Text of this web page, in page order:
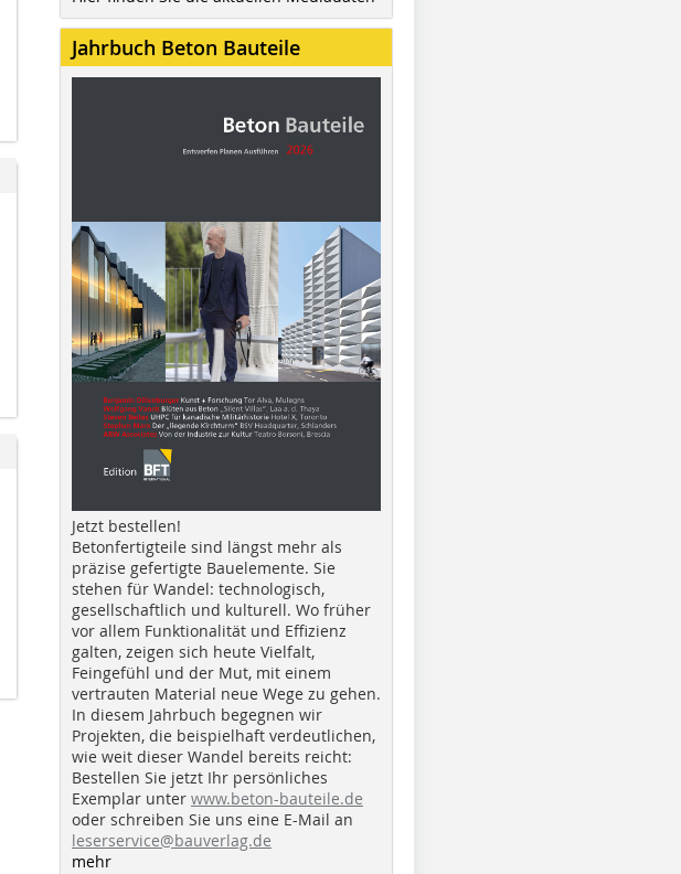
Jahrbuch Beton Bauteile
Jetzt bestellen!
Betonfertigteile sind längst mehr als
präzise gefertigte Bauelemente. Sie
stehen für Wandel: technologisch,
gesellschaftlich und kulturell. Wo früher
vor allem Funktionalität und Effizienz
galten, zeigen sich heute Vielfalt,
Feingefühl und der Mut, mit einem
vertrauten Material neue Wege zu gehen.
In diesem Jahrbuch begegnen wir
Projekten, die beispielhaft verdeutlichen,
wie weit dieser Wandel bereits reicht:
Bestellen Sie jetzt Ihr persönliches
Exemplar unter www.beton-bauteile.de
oder schreiben Sie uns eine E-Mail an
leserservice@bauverlag.de
mehr